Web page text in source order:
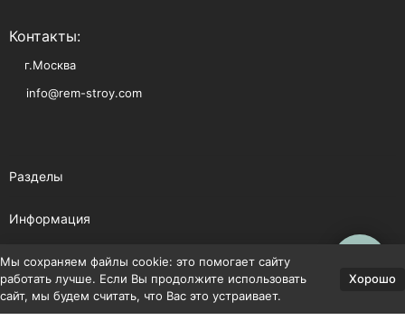
Контакты:
г.Москва
info@rem-stroy.com
Разделы
Информация
Помощь
Политика персональных данных Карта сайта
Мы сохраняем файлы cookie: это помогает сайту
работать лучше. Если Вы продолжите использовать
сайт, мы будем считать, что Вас это устраивает.
Хорошо